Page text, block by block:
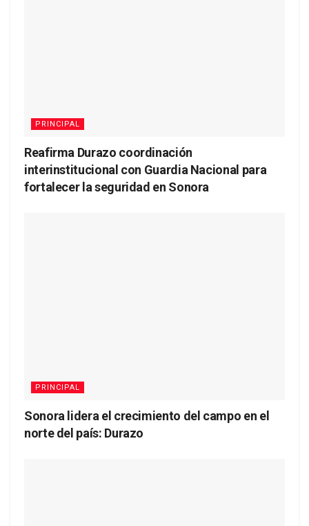
PRINCIPAL
Reafirma Durazo coordinación
interinstitucional con Guardia Nacional para
fortalecer la seguridad en Sonora
PRINCIPAL
Sonora lidera el crecimiento del campo en el
norte del país: Durazo